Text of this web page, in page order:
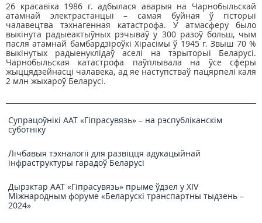
26 красавіка 1986 г. адбылася аварыя на Чарнобыльскай
атамнай электрастанцыі – самая буйная ў гісторыі
чалавецтва тэхнагенная катастрофа. У атмасферу было
выкінута радыеактыўных рэчываў у 300 разоў больш, чым
пасля атамнай бамбардзіроўкі Хірасімы ў 1945 г. Звыш 70 %
выкінутых радыенуклідаў аселі на тэрыторыі Беларусі.
Чарнобыльская катастрофа паўплывала на ўсе сферы
жыццядзейнасці чалавека, ад яе наступстваў пацярпелі каля
2 млн жыхароў Беларусі.
Супрацоўнікі ААТ «Гіпрасувязь» – на рэспубліканскім
суботніку
Лічбавыя тэхналогіі для развіцця адукацыйнай
інфраструктуры гарадоў Беларусі
Дырэктар ААТ «Гіпрасувязь» прыме ўдзел у XIV
Міжнародным форуме «Беларускі транспартны тыдзень –
2024»